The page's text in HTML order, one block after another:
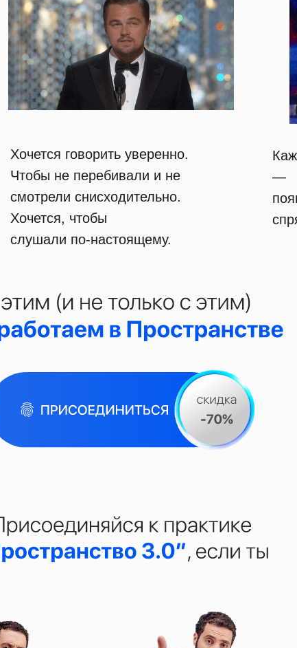
Хочется говорить уверенно.
Чтобы не перебивали и не
смотрели снисходительно.
Хочется, чтобы
слушали по-настоящему.
—